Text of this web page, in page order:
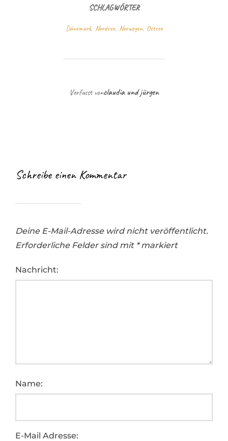
SCHLAGWÖRTER
Dänemark, Nordsee, Norwegen, Ostsee
BEITRAGSAUTOR
Verfasst vonclaudia und jürgen
Schreibe einen Kommentar
Deine E-Mail-Adresse wird nicht veröffentlicht.
Erforderliche Felder sind mit *markiert
Nachricht:
Name:
E-Mail Adresse: